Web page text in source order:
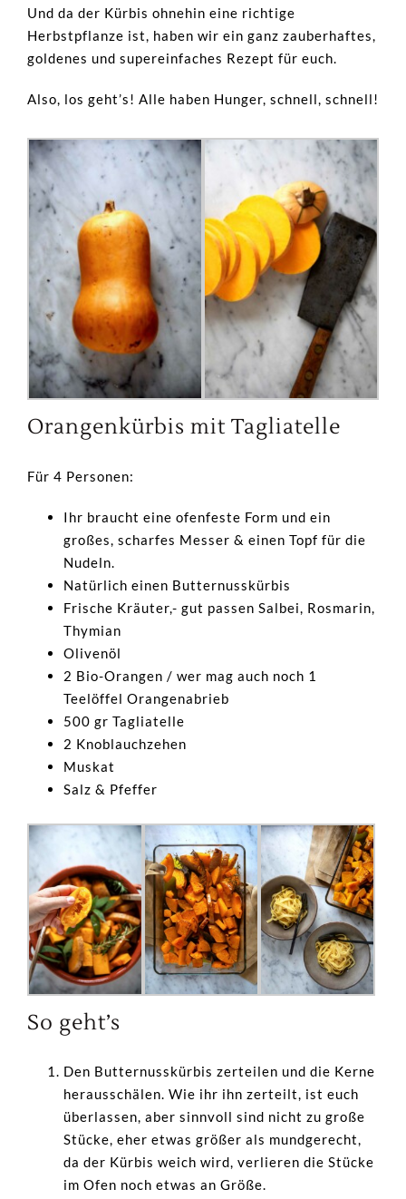
Und da der Kürbis ohnehin eine richtige
Herbstpflanze ist, haben wir ein ganz zauberhaftes,
goldenes und supereinfaches Rezept für euch.
Also, los geht’s! Alle haben Hunger, schnell, schnell!
Orangenkürbis mit Tagliatelle
Für 4 Personen:
Ihr braucht eine ofenfeste Form und ein
großes, scharfes Messer & einen Topf für die
Nudeln.
Natürlich einen Butternusskürbis
Frische Kräuter,- gut passen Salbei, Rosmarin,
Thymian
Olivenöl
2 Bio-Orangen / wer mag auch noch 1
Teelöffel Orangenabrieb
500 gr Tagliatelle
2 Knoblauchzehen
Muskat
Salz & Pfeffer
So geht’s
Den Butternusskürbis zerteilen und die Kerne
herausschälen. Wie ihr ihn zerteilt, ist euch
überlassen, aber sinnvoll sind nicht zu große
Stücke, eher etwas größer als mundgerecht,
da der Kürbis weich wird, verlieren die Stücke
im Ofen noch etwas an Größe.